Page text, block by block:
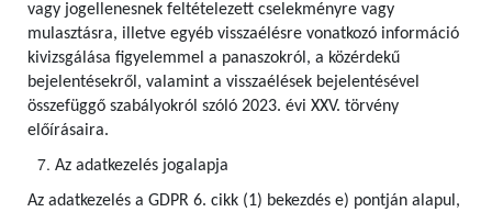
vagy jogellenesnek feltételezett cselekményre vagy
mulasztásra, illetve egyéb visszaélésre vonatkozó információ
kivizsgálása figyelemmel a panaszokról, a közérdekű
bejelentésekről, valamint a visszaélések bejelentésével
összefüggő szabályokról szóló 2023. évi XXV. törvény
előírásaira.
Az adatkezelés jogalapja
Az adatkezelés a GDPR 6. cikk (1) bekezdés e) pontján alapul,